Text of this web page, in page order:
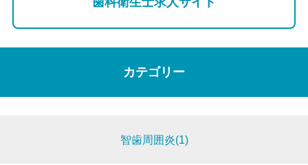
カテゴリー
智歯周囲炎(1)